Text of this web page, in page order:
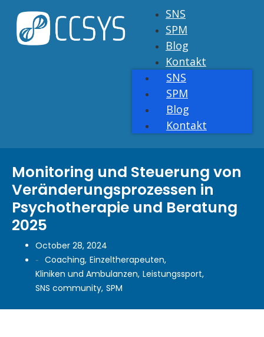
SNS
SPM
Blog
Kontakt
SNS
SPM
Blog
Kontakt
Monitoring und Steuerung von
Veränderungsprozessen in
Psychotherapie und Beratung
2025
October 28, 2024
- Coaching, Einzeltherapeuten,
Kliniken und Ambulanzen, Leistungssport,
SNS community, SPM